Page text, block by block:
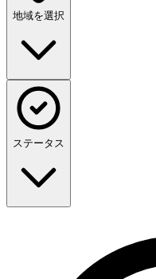
地域を選択
ステータス